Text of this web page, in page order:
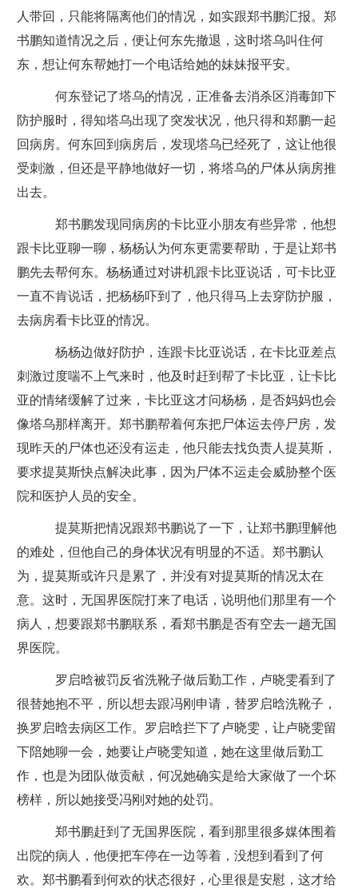
人带回，只能将隔离他们的情况，如实跟郑书鹏汇报。郑
书鹏知道情况之后，便让何东先撤退，这时塔乌叫住何
东，想让何东帮她打一个电话给她的妹妹报平安。
何东登记了塔乌的情况，正准备去消杀区消毒卸下
防护服时，得知塔乌出现了突发状况，他只得和郑鹏一起
回病房。何东回到病房后，发现塔乌已经死了，这让他很
受刺激，但还是平静地做好一切，将塔乌的尸体从病房推
出去。
郑书鹏发现同病房的卡比亚小朋友有些异常，他想
跟卡比亚聊一聊，杨杨认为何东更需要帮助，于是让郑书
鹏先去帮何东。杨杨通过对讲机跟卡比亚说话，可卡比亚
一直不肯说话，把杨杨吓到了，他只得马上去穿防护服，
去病房看卡比亚的情况。
杨杨边做好防护，连跟卡比亚说话，在卡比亚差点
刺激过度喘不上气来时，他及时赶到帮了卡比亚，让卡比
亚的情绪缓解了过来，卡比亚这才问杨杨，是否妈妈也会
像塔乌那样离开。郑书鹏帮着何东把尸体运去停尸房，发
现昨天的尸体也还没有运走，他只能去找负责人提莫斯，
要求提莫斯快点解决此事，因为尸体不运走会威胁整个医
院和医护人员的安全。
提莫斯把情况跟郑书鹏说了一下，让郑书鹏理解他
的难处，但他自己的身体状况有明显的不适。郑书鹏认
为，提莫斯或许只是累了，并没有对提莫斯的情况太在
意。这时，无国界医院打来了电话，说明他们那里有一个
病人，想要跟郑书鹏联系，看郑书鹏是否有空去一趟无国
界医院。
罗启晗被罚反省洗靴子做后勤工作，卢晓雯看到了
很替她抱不平，所以想去跟冯刚申请，替罗启晗洗靴子，
换罗启晗去病区工作。罗启晗拦下了卢晓雯，让卢晓雯留
下陪她聊一会，她要让卢晓雯知道，她在这里做后勤工
作，也是为团队做贡献，何况她确实是给大家做了一个坏
榜样，所以她接受冯刚对她的处罚。
郑书鹏赶到了无国界医院，看到那里很多媒体围着
出院的病人，他便把车停在一边等着，没想到看到了何
欢。郑书鹏看到何欢的状态很好，心里很是安慰，这才给